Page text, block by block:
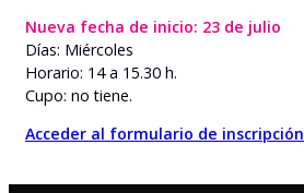
Nueva fecha de inicio: 23 de julio
Días: Miércoles
Horario: 14 a 15.30 h.
Cupo: no tiene.
Acceder al formulario de inscripción